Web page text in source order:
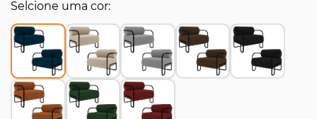
Selcione uma cor